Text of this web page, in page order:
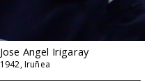
Jose Angel Irigaray
1942, Iruñea